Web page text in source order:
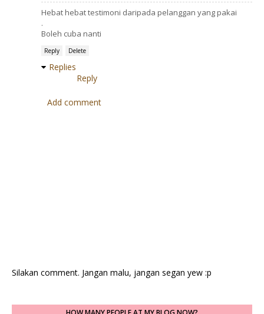
Hebat hebat testimoni daripada pelanggan yang pakai
.
Boleh cuba nanti
Reply Delete
Replies
Reply
Add comment
Silakan comment. Jangan malu, jangan segan yew :p